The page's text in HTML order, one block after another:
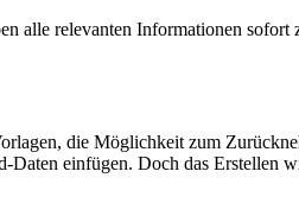
alle relevanten Informationen
die Möglichkeit zum
einfügen. Doch das Erstellen